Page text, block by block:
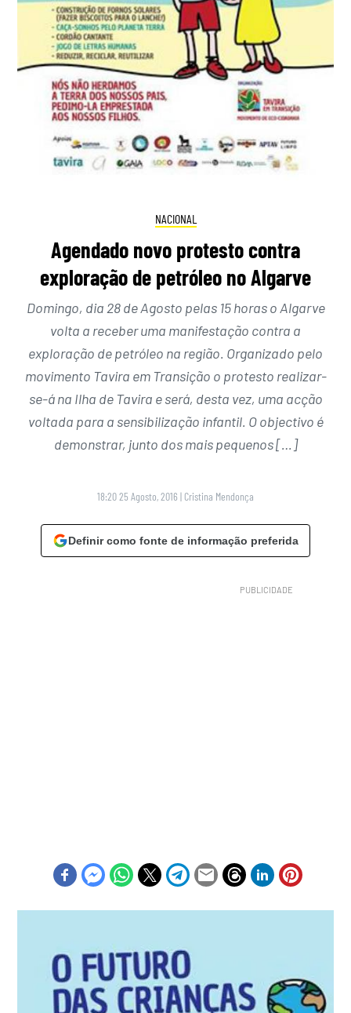
NACIONAL
Agendado novo protesto contra
exploração de petróleo no Algarve
Domingo, dia 28 de Agosto pelas 15 horas o Algarve
volta a receber uma manifestação contra a
exploração de petróleo na região. Organizado pelo
movimento Tavira em Transição o protesto realizar-
se-á na Ilha de Tavira e será, desta vez, uma acção
voltada para a sensibilização infantil. O objectivo é
demonstrar, junto dos mais pequenos […]
18:20 25 Agosto, 2016 | Cristina Mendonça
Definir como fonte de informação preferida